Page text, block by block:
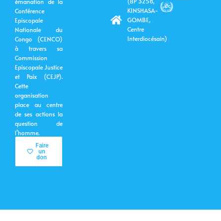
Conférence
Episcopale
Nationale du
Congo (CENCO)
à travers sa
Commission
Episcopale Justice
et Paix (CEJP).
Cette
organisation
place au centre
de ses actions la
question de
l’homme.
Faire
un
don
KINSHASA-
GOMBE,
Centre
Interdiocésain)
o
k
e i